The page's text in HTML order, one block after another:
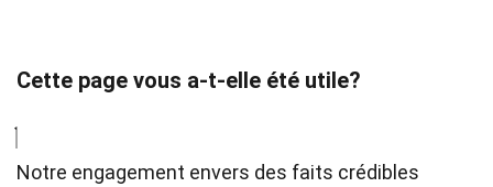
Cette page vous a-t-elle été utile?
Notre engagement envers des faits crédibles